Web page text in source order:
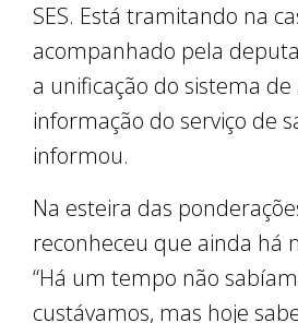
SES. Está tramitando na
acompanhado pela
a unificação do sistema de
informação do serviço de
informou.
Na esteira das
reconheceu que ainda há
“Há um tempo não
custávamos, mas hoje